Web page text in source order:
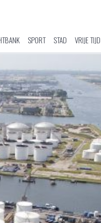
SPORT STAD VRIJE TIJD